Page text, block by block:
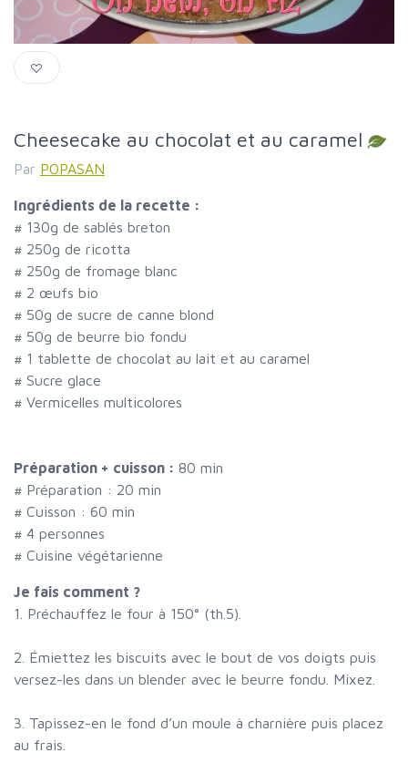
Cheesecake au chocolat et au caramel
Par POPASAN
Ingrédients de la recette :
# 130g de sablés breton
# 250g de ricotta
# 250g de fromage blanc
# 2 œufs bio
# 50g de sucre de canne blond
# 50g de beurre bio fondu
# 1 tablette de chocolat au lait et au caramel
# Sucre glace
# Vermicelles multicolores
Préparation + cuisson : 80 min
# Préparation : 20 min
# Cuisson : 60 min
# 4 personnes
# Cuisine végétarienne
Je fais comment ?
1. Préchauffez le four à 150° (th.5).
2. Émiettez les biscuits avec le bout de vos doigts puis
versez-les dans un blender avec le beurre fondu. Mixez.
3. Tapissez-en le fond d’un moule à charnière puis placez
au frais.